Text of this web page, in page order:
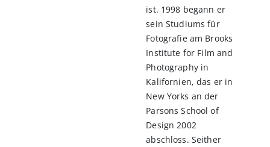
ist. 1998 begann er
sein Studiums für
Fotografie am Brooks
Institute for Film and
Photography in
Kalifornien, das er in
New Yorks an der
Parsons School of
Design 2002
abschloss. Seither